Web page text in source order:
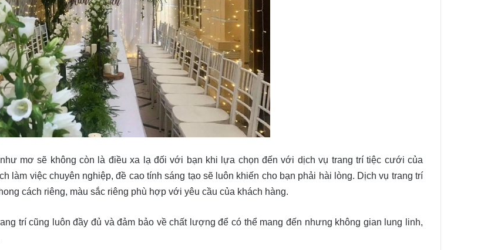
mơ sẽ không còn là điều xa lạ đối với bạn khi lựa chọn đến với dịch vụ trang trí tiệc cưới của
làm việc chuyên nghiệp, đề cao tính sáng tạo sẽ luôn khiến cho bạn phải hài lòng. Dịch vụ trang trí
cách riêng, màu sắc riêng phù hợp với yêu cầu của khách hàng.
trí cũng luôn đầy đủ và đảm bảo về chất lượng để có thể mang đến nhưng không gian lung linh,